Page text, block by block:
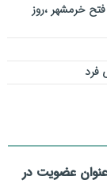
خرمشهر ،روز
فرد
عنوان عضویت در